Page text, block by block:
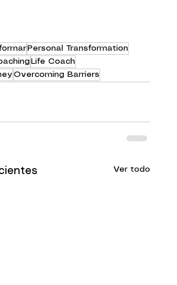
Personal Transformation
Life Coach
Overcoming Barriers
Ver todo